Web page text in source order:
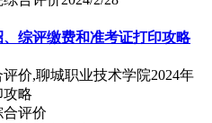
综评缴费和准考证打印攻略
价,聊城职业技术学院2024年
略